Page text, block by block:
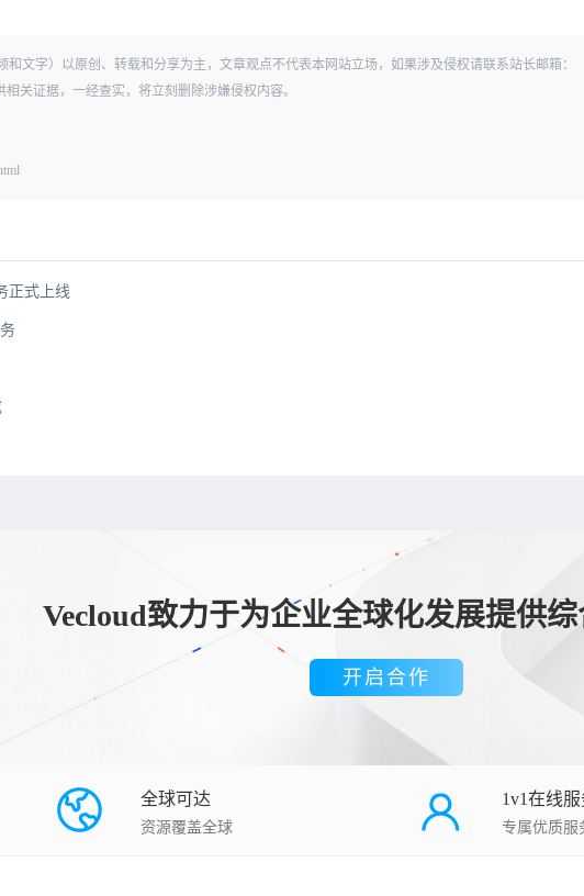
文字）以原创、转载和分享为主，文章观点不代表本网站立场，如果涉及侵权请联系站长邮箱：
相关证据，一经查实，将立刻删除涉嫌侵权内容。
正式上线
Vecloud致力于为企业全球化发展提供
开启合作
全球可达
资源覆盖全球
1v1在线服
专属优质服